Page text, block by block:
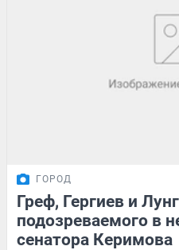
ГОРОД
Греф, Гергиев и
подозреваемого в
сенатора Керимова